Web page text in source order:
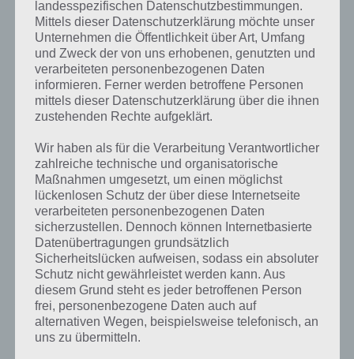
Nicht immer trifft man die Gegner in Sonic Jump, wenn es nach oben
geht. Will man bspw. noch eine Kiste aufnehmen geht man nicht
gleich auf die nächste Plattform. Befindet sich dort dann aber bspw.
der Krebs, so können wir diesen von oben nicht mehr erlegen.
Stattdessen verlieren wir all unsere Ringe. Sollten wir diesem
Zeitpunkt keine Ringe mehr haben, so sterben wir und es geht von
vorne los. Gleiches passiert im übrigen, wenn wir gegen Stacheln
springen.
Sofortige Action in Sonic Jump
Wem der Einstieg beim Arcade Modus zu lange dauert und sofort
Action haben will, kann sich im Shop ja das Item “Blast off” kaufen.
Damit geht es sofort in luftige Höhen und man muss diese Weite
nicht erst noch erreichen. Natürlich kostet dies Münzen in Sonic
Jump und ist nicht zu empfehlen, da Münzen für sinnvollere Dinge
ausgegeben werden sollten.
landesspezifischen Datenschutzbestimmungen.
Mittels dieser Datenschutzerklärung möchte unser
Unternehmen die Öffentlichkeit über Art, Umfang
und Zweck der von uns erhobenen, genutzten und
verarbeiteten personenbezogenen Daten
informieren. Ferner werden betroffene Personen
mittels dieser Datenschutzerklärung über die ihnen
zustehenden Rechte aufgeklärt.
Wir haben als für die Verarbeitung Verantwortlicher
zahlreiche technische und organisatorische
Maßnahmen umgesetzt, um einen möglichst
lückenlosen Schutz der über diese Internetseite
verarbeiteten personenbezogenen Daten
sicherzustellen. Dennoch können Internetbasierte
Datenübertragungen grundsätzlich
Sicherheitslücken aufweisen, sodass ein absoluter
Schutz nicht gewährleistet werden kann. Aus
diesem Grund steht es jeder betroffenen Person
frei, personenbezogene Daten auch auf
alternativen Wegen, beispielsweise telefonisch, an
uns zu übermitteln.